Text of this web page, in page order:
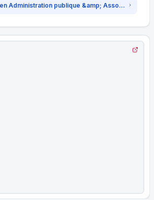
Voir les offres en Administration publique &amp; Associations